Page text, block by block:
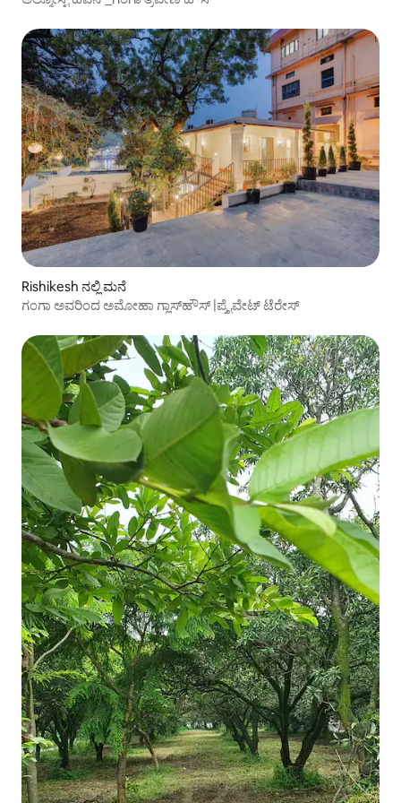
Rishikesh ನಲ್ಲಿ ಮನೆ
ಗಂಗಾ ಅವರಿಂದ ಅಮೋಹಾ ಗ್ಲಾಸ್‌ಹೌಸ್ |ಪ್ರೈವೇಟ್ ಟೆರೇಸ್